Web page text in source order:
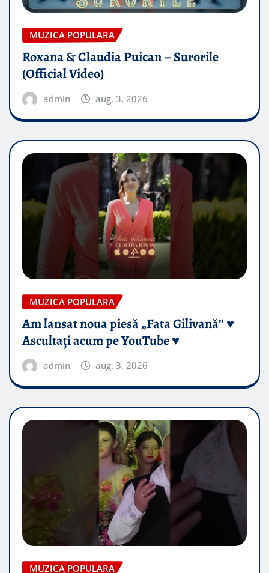
MUZICA POPULARA
Roxana & Claudia Puican – Surorile
(Official Video)
admin aug. 3, 2026
MUZICA POPULARA
Am lansat noua piesă „Fata Gilivană” ♥️
Ascultați acum pe YouTube ♥️
admin aug. 3, 2026
MUZICA POPULARA